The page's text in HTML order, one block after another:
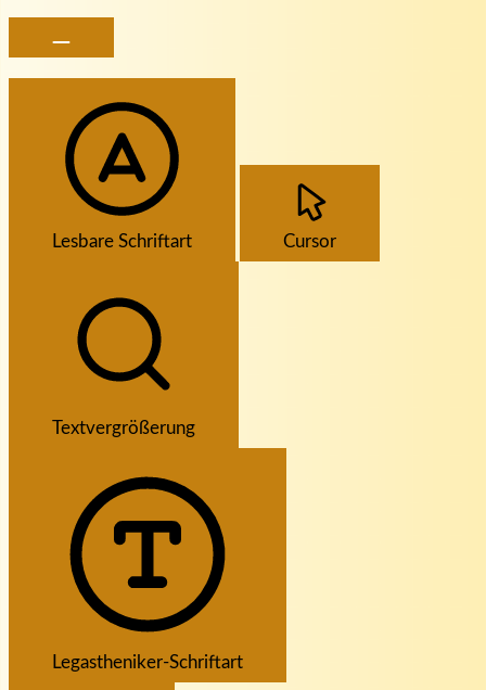
Lesbare Schriftart Cursor
Textvergrößerung
Legastheniker-Schriftart